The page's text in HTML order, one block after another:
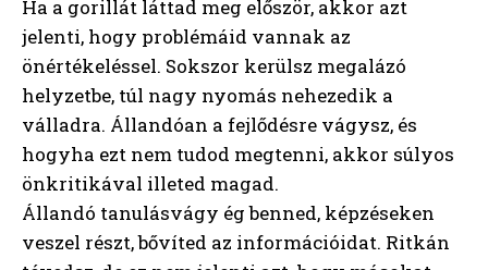
Ha a gorillát láttad meg először, akkor azt
jelenti, hogy problémáid vannak az
önértékeléssel. Sokszor kerülsz megalázó
helyzetbe, túl nagy nyomás nehezedik a
válladra. Állandóan a fejlődésre vágysz, és
hogyha ezt nem tudod megtenni, akkor súlyos
önkritikával illeted magad.
Állandó tanulásvágy ég benned, képzéseken
veszel részt, bővíted az információidat. Ritkán